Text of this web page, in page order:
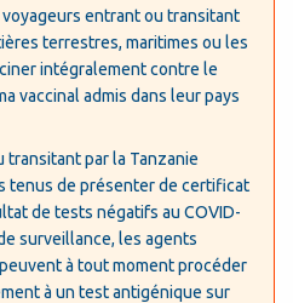
entrant ou transitant
terrestres, maritimes ou les
intégralement contre le
vaccinal admis dans leur pays
transitant par la Tanzanie
tenus de présenter de certificat
de tests négatifs au COVID-
surveillance, les agents
à tout moment procéder
à un test antigénique sur